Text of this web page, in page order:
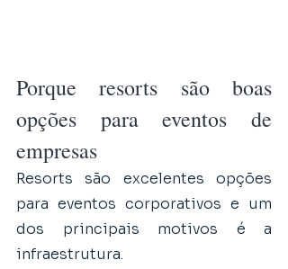
Porque resorts são boas
opções para eventos de
empresas
Resorts são excelentes opções
para eventos corporativos e um
dos principais motivos é a
infraestrutura.